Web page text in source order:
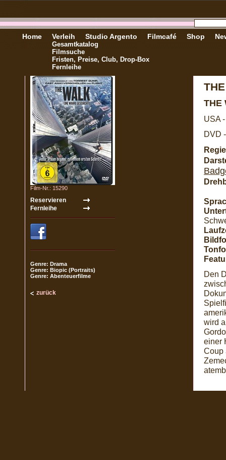
Home Verleih
Gesamtkatalog
Filmsuche
Fristen, Preise, Club, Drop-Box
Fernleihe
Studio Argento Filmcafé Shop
Film-Nr.: 15290
Genre: Drama
Genre: Biopic (Portraits)
Genre: Abenteuerfilme
zurück
THE
USA
DVD
Den
wird
einer
Coup